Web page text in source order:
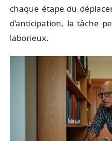
chaque étape du
d’anticipation, la tâche
laborieux.